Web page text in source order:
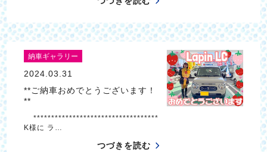
納車ギャラリー
2024.03.31
**ご納車おめでとうございます！
**
***********************************
K様に ラ…
つづきを読む